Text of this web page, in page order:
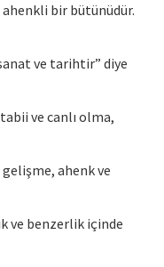
ahenkli bir bütünüdür.
ve tarihtir” diye
ve canlı olma,
ahenk ve
ve benzerlik içinde